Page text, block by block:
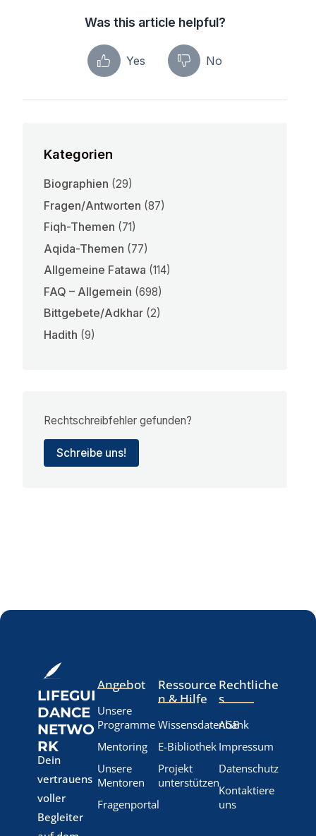
Was this article helpful?
Yes No
Kategorien
Biographien (29)
Fragen/Antworten (87)
Fiqh-Themen (71)
Aqida-Themen (77)
Allgemeine Fatawa (114)
FAQ – Allgemein (698)
Bittgebete/Adkhar (2)
Hadith (9)
Rechtschreibfehler gefunden?
Schreibe uns!
LIFEGUI
DANCE
NETWO
RK
Dein
vertrauens
voller
Begleiter
Angebot
Unsere
Programme
Mentoring
Unsere
Mentoren
Fragenportal
Ressource
n & Hilfe
Wissensdatenbank
E-Bibliothek
Projekt
unterstützen
Rechtliche
s
AGB
Impressum
Datenschutz
Kontaktiere
uns